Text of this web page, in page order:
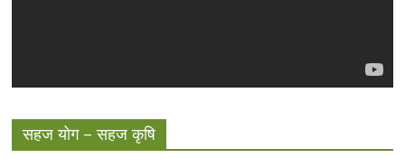
सहज योग – सहज कृषि